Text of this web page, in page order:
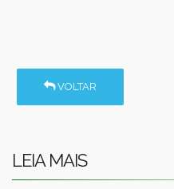
VOLTAR
LEIA MAIS